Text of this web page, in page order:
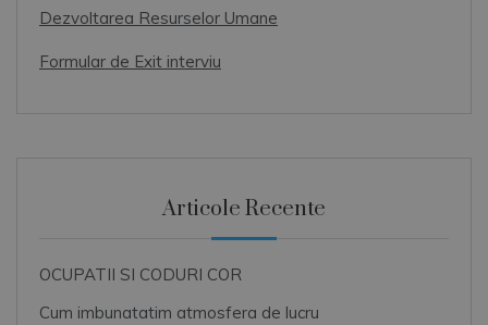
Dezvoltarea Resurselor Umane
Formular de Exit interviu
Articole Recente
OCUPATII SI CODURI COR
Cum imbunatatim atmosfera de lucru